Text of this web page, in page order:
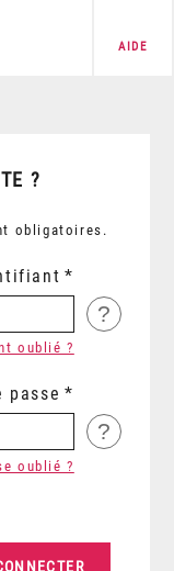
AIDE
?
obligatoires.
?
oublié ?
passe
?
oublié ?